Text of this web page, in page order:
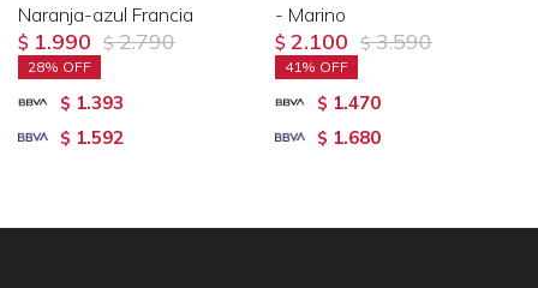
Naranja-azul Francia
$ 1.990 $ 2.790
28
$ 1.393
$ 1.592
- Marino
$ 2.100 $ 3.590
41
$ 1.470
$ 1.680